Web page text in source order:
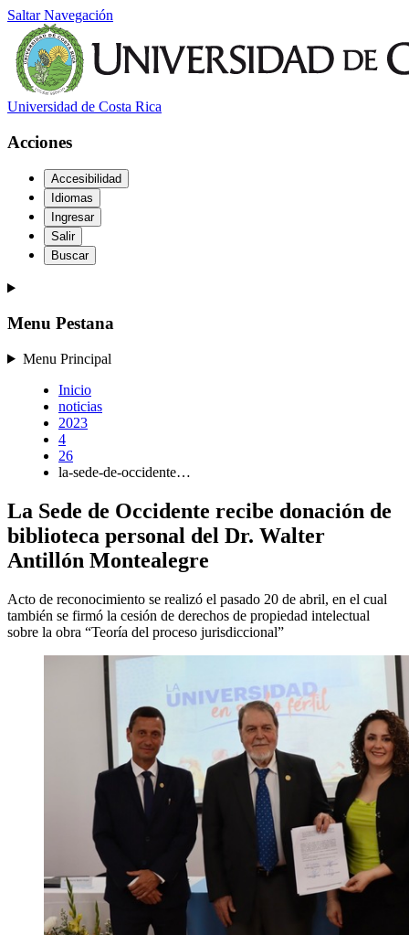
Saltar Navegación
Universidad de Costa Rica
Acciones
Accesibilidad
Idiomas
Ingresar
Salir
Buscar
Menu Pestana
Menu Principal
Inicio
noticias
2023
4
26
la-sede-de-occidente…
La Sede de Occidente recibe donación de
biblioteca personal del Dr. Walter
Antillón Montealegre
Acto de reconocimiento se realizó el pasado 20 de abril, en el cual
también se firmó la cesión de derechos de propiedad intelectual
sobre la obra “Teoría del proceso jurisdiccional”